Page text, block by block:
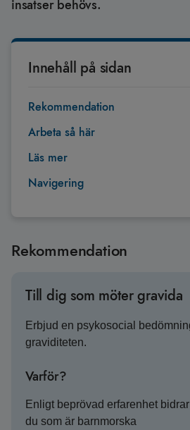
insatser behövs.
Innehåll på sidan
Rekommendation
Arbeta så här
Läs mer
Navigering
Rekommendation
Till dig som möter gravida
Erbjud en psykosocial
graviditeten.
Varför?
Enligt beprövad erfarenhet
du som är barnmorska